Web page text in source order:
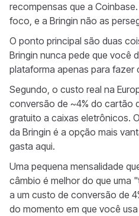
recompensas que a
foco, e a Bringin não as
O ponto principal são duas
Bringin nunca pede que você
plataforma apenas para fazer
Segundo, o custo real na
conversão de ~4% do cartão
gratuito a caixas eletrônicos.
da Bringin é a opção mais
gasta aqui.
Uma pequena mensalidade
câmbio é melhor do que uma
a um custo de conversão de
do momento em que você